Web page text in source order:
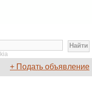
+ Подать объявление